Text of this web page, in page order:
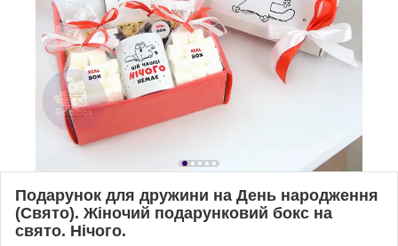
Подарунок для дружини на День народження
(Свято). Жіночий подарунковий бокс на
свято. Нічого.